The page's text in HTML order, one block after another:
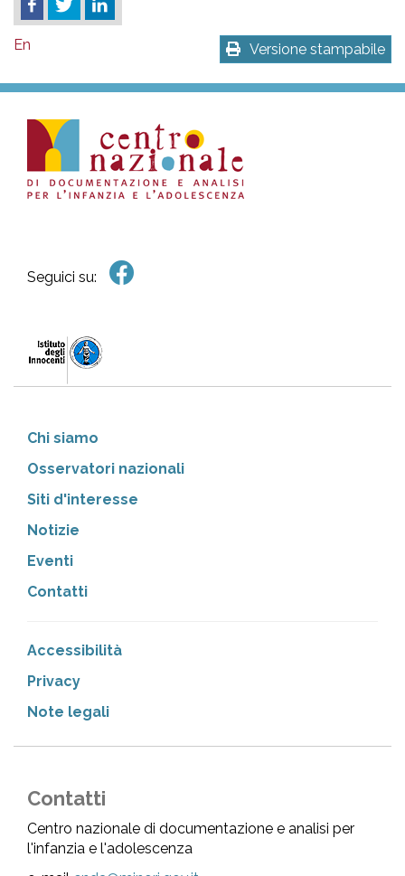
Versione stampabile
En
Seguici su:
Chi siamo
Osservatori nazionali
Siti d'interesse
Notizie
Eventi
Contatti
Accessibilità
Privacy
Note legali
Contatti
Centro nazionale di documentazione e analisi per
l'infanzia e l'adolescenza